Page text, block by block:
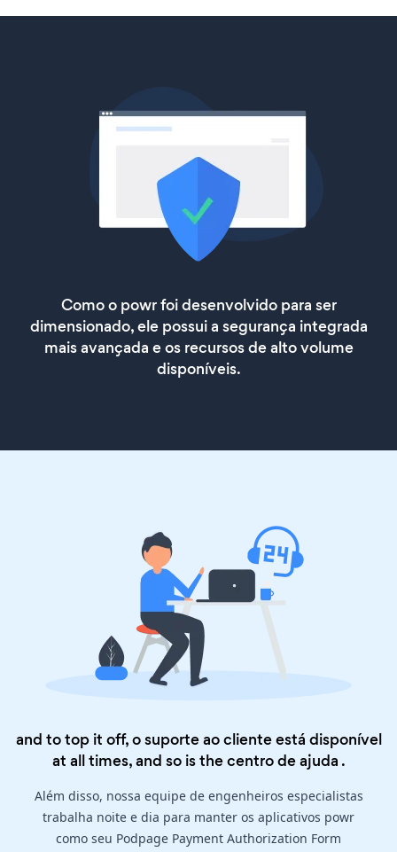
Como o powr foi desenvolvido para ser
dimensionado, ele possui a segurança integrada
mais avançada e os recursos de alto volume
disponíveis.
and to top it off, o suporte ao cliente está disponível
at all times, and so is thecentro de ajuda .
Além disso, nossa equipe de engenheiros especialistas
trabalha noite e dia para manter os aplicativos powr
como seu Podpage Payment Authorization Form